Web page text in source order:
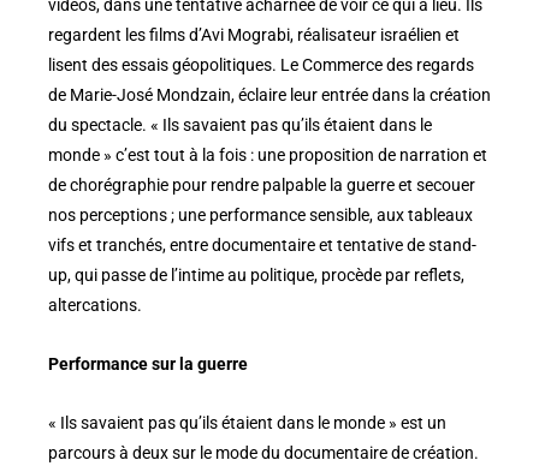
vidéos, dans une tentative acharnée de voir ce qui a lieu. Ils
regardent les films d’Avi Mograbi, réalisateur israélien et
lisent des essais géopolitiques. Le Commerce des regards
de Marie-José Mondzain, éclaire leur entrée dans la création
du spectacle. « Ils savaient pas qu’ils étaient dans le
monde » c’est tout à la fois : une proposition de narration et
de chorégraphie pour rendre palpable la guerre et secouer
nos perceptions ; une performance sensible, aux tableaux
vifs et tranchés, entre documentaire et tentative de stand-
up, qui passe de l’intime au politique, procède par reflets,
altercations.
Performance sur la guerre
« Ils savaient pas qu’ils étaient dans le monde » est un
parcours à deux sur le mode du documentaire de création.